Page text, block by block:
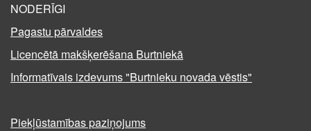
NODERĪGI
Pagastu pārvaldes
Licencētā makšķerēšana Burtniekā
Informatīvais izdevums "Burtnieku novada vēstis"
Piekļūstamības paziņojums